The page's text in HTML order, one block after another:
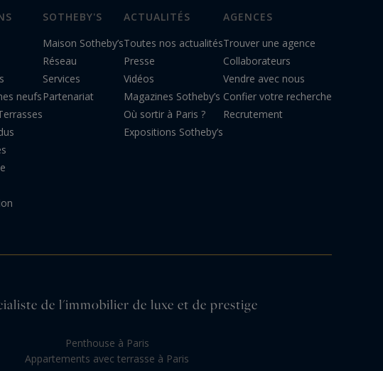
neufs
SOTHEBY'S
Maison Sotheby’s
Réseau
Services
Partenariat
ACTUALITÉS
Toutes nos actualités
Presse
Vidéos
Magazines Sotheby’s
Où sortir à Paris ?
Expositions Sotheby’s
AGENCES
Trouver une agence
Collaborateurs
Vendre avec nous
Confier votre recherche
Recrutement
de l'immobilier de luxe et de prestige
Penthouse à Paris
Appartements avec terrasse à Paris